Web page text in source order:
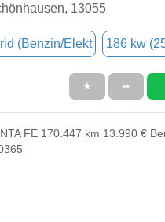
13055
(Benzin/Elekt 186 kw
★ ➦